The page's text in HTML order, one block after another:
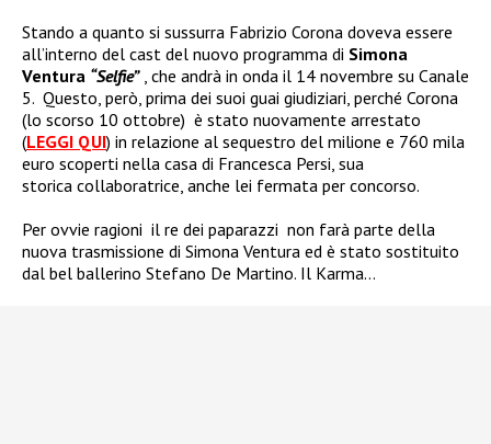
Stando a quanto si sussurra Fabrizio Corona doveva essere
all’interno del cast del nuovo programma di Simona
Ventura “Selfie”, che andrà in onda il 14 novembre su Canale
5. Questo, però, prima dei suoi guai giudiziari, perché Corona
(lo scorso 10 ottobre) è stato nuovamente arrestato
(LEGGI QUI) in relazione al sequestro del milione e 760 mila
euro scoperti nella casa di Francesca Persi, sua
storica collaboratrice, anche lei fermata per concorso.
Per ovvie ragioni il re dei paparazzi non farà parte della
nuova trasmissione di Simona Ventura ed è stato sostituito
dal bel ballerino Stefano De Martino. Il Karma…